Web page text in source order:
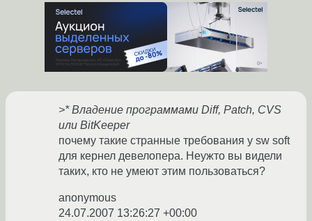
>* Владение программами Diff, Patch, CVS
или BitKeeper
почему такие странные требования у sw soft
для кернел девелопера. Неужто вы видели
таких, кто не умеют этим пользоваться?
anonymous
24.07.2007 13:26:27 +00:00